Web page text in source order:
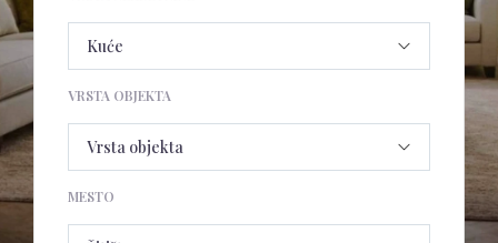
VRSTA OBJEKTA
MESTO